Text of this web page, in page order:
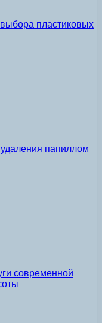
пластиковых
папиллом
современной